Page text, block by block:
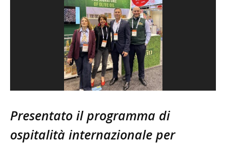
Presentato il programma di
ospitalità internazionale per